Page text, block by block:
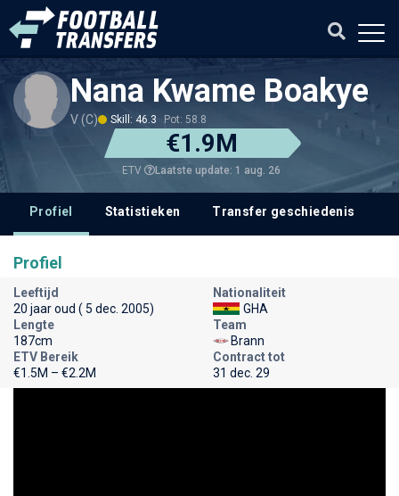
Nana Kwame Boakye
V (C) Skill: 46.3 Pot: 58.8
€1.9M
ETV Laatste update: 1 aug. 26
Profiel Statistieken Transfer geschiedenis
Profiel
Leeftijd
20 jaar oud ( 5 dec. 2005)
Nationaliteit
GHA
Lengte
187cm
Team
Brann
ETV Bereik
€1.5M – €2.2M
Contract tot
31 dec. 29